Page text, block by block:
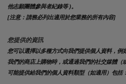
他志願團體參與者紀錄等 )。
[注意：請務必列出適用於您業務的所有內容]
您提供的資訊
您可以選擇以多種方式向我們提供個人資料，例
我們的商店上購物時，或通過我們的社交媒體（
可能提供給我們的個人資料類型（如適用）包括：